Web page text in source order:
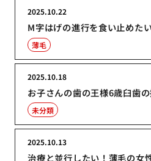
M字はげの進行を食い止めた
2025.10.22
薄毛
お子さんの歯の王様6歳臼歯
2025.10.18
未分類
治療と並行したい！薄毛の女
2025.10.13